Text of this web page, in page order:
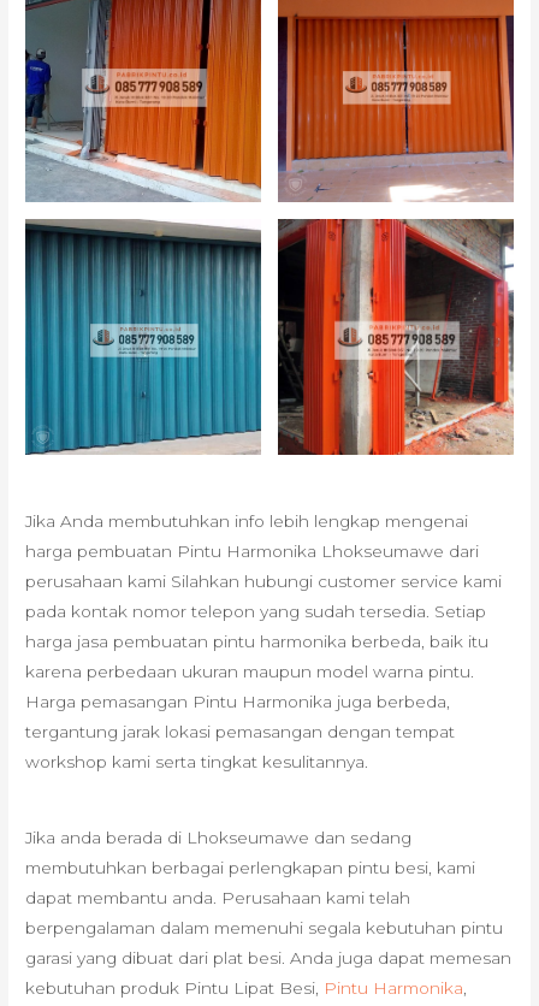
Jika Anda membutuhkan info lebih lengkap mengenai
harga pembuatan Pintu Harmonika Lhokseumawe dari
perusahaan kami Silahkan hubungi customer service kami
pada kontak nomor telepon yang sudah tersedia. Setiap
harga jasa pembuatan pintu harmonika berbeda, baik itu
karena perbedaan ukuran maupun model warna pintu.
Harga pemasangan Pintu Harmonika juga berbeda,
tergantung jarak lokasi pemasangan dengan tempat
workshop kami serta tingkat kesulitannya.
Jika anda berada di Lhokseumawe dan sedang
membutuhkan berbagai perlengkapan pintu besi, kami
dapat membantu anda. Perusahaan kami telah
berpengalaman dalam memenuhi segala kebutuhan pintu
garasi yang dibuat dari plat besi. Anda juga dapat memesan
kebutuhan produk Pintu Lipat Besi, Pintu Harmonika